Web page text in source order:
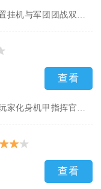
查看
查看